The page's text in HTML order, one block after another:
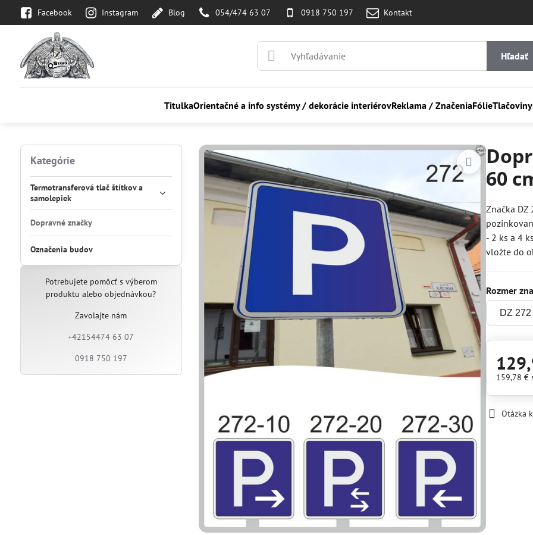
Facebook Instagram Blog 054/474 63 07 0918 750 197 Kontakt
Hľadať
TitulkaOrientačné a info systémy / dekorácie interiérovReklama / ZnačeniaFólieTlačoviny
60
Značka DZ
- 2 ks a 4
vložte do
Rozmer
159,78 €
Otázka
Kategórie
Termotransferová tlač štítkov a
samolepiek
Dopravné značky
Označenia budov
Potrebujete pomôcť s výberom
produktu alebo objednávkou?
Zavolajte nám
+42154474 63 07
0918 750 197